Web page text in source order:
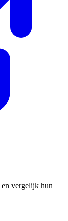
en vergelijk hun